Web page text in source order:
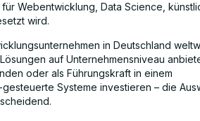
Webentwicklung, Data Science,
wird.
in Deutschland
auf Unternehmensniveau
oder als Führungskraft in einem
Systeme investieren – die